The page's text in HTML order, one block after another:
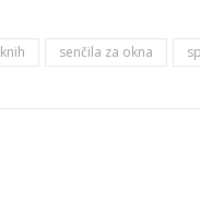
senčila za okna